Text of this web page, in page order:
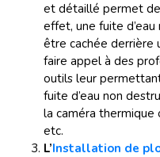
et détaillé permet
effet, une fuite
être cachée derrière
faire appel à des
outils leur
fuite d’eau non
la caméra
etc.
L’Installation de